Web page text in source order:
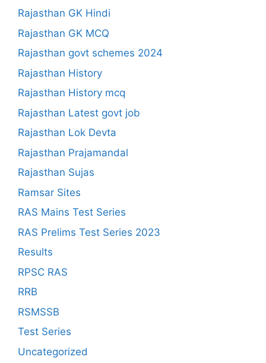
Rajasthan GK Hindi
Rajasthan GK MCQ
Rajasthan govt schemes 2024
Rajasthan History
Rajasthan History mcq
Rajasthan Latest govt job
Rajasthan Lok Devta
Rajasthan Prajamandal
Rajasthan Sujas
Ramsar Sites
RAS Mains Test Series
RAS Prelims Test Series 2023
Results
RPSC RAS
RRB
RSMSSB
Test Series
Uncategorized